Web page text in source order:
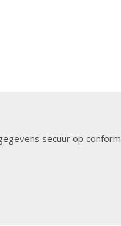
secuur op conform